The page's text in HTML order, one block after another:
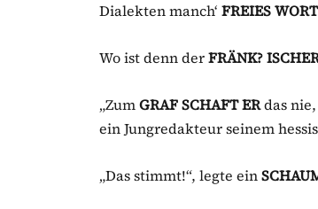
Dialekten manch‘ FREIES WORT
Wo ist denn derFRÄNK?
„ZumGRAF SCHAFT ERdas
ein Jungredakteur seinem
„Das stimmt!“, legte ein